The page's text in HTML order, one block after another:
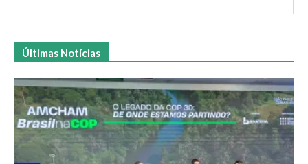
Últimas Notícias